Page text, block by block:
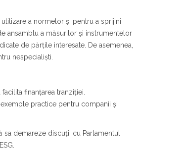
a normelor și pentru a sprijini
ansamblu a măsurilor și instrumentelor
de părțile interesate. De asemenea,
nespecialiști.
finanțarea tranziției.
practice pentru companii și
demareze discuții cu Parlamentul